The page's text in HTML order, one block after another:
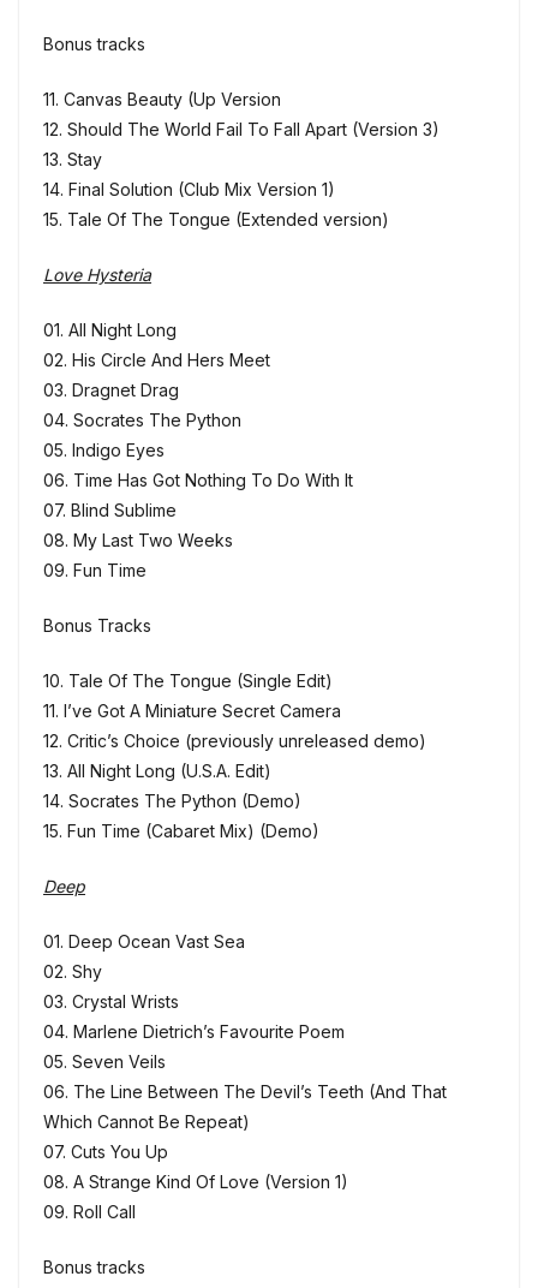
Bonus tracks
11. Canvas Beauty (Up Version
12. Should The World Fail To Fall Apart (Version 3)
13. Stay
14. Final Solution (Club Mix Version 1)
15. Tale Of The Tongue (Extended version)
Love Hysteria
01. All Night Long
02. His Circle And Hers Meet
03. Dragnet Drag
04. Socrates The Python
05. Indigo Eyes
06. Time Has Got Nothing To Do With It
07. Blind Sublime
08. My Last Two Weeks
09. Fun Time
Bonus Tracks
10. Tale Of The Tongue (Single Edit)
11. I’ve Got A Miniature Secret Camera
12. Critic’s Choice (previously unreleased demo)
13. All Night Long (U.S.A. Edit)
14. Socrates The Python (Demo)
15. Fun Time (Cabaret Mix) (Demo)
Deep
01. Deep Ocean Vast Sea
02. Shy
03. Crystal Wrists
04. Marlene Dietrich’s Favourite Poem
05. Seven Veils
06. The Line Between The Devil’s Teeth (And That
Which Cannot Be Repeat)
07. Cuts You Up
08. A Strange Kind Of Love (Version 1)
09. Roll Call
Bonus tracks